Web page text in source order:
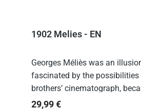
1902 Melies - EN
Georges Méliès was an
fascinated by the possibilities
brothers’ cinematograph,
cinema. In 1902, he filmed his
Regulärer Preis:
29,99 €